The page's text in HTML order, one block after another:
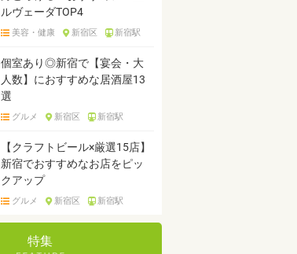
ルヴェーダTOP4
美容・健康 新宿区 新宿駅
個室あり◎新宿で【宴会・大
人数】におすすめな居酒屋13
選
グルメ 新宿区 新宿駅
【クラフトビール×厳選15店】
新宿でおすすめなお店をピッ
クアップ
グルメ 新宿区 新宿駅
特集